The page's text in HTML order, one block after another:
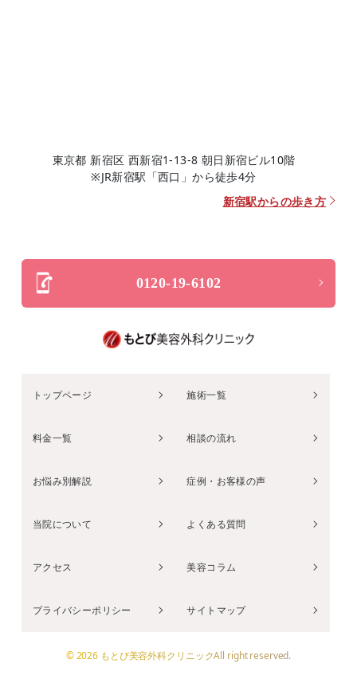
東京都 新宿区 西新宿1-13-8 朝日新宿ビル10階
※JR新宿駅「西口」から徒歩4分
新宿駅からの歩き方
0120-19-6102
トップページ 施術一覧
料金一覧 相談の流れ
お悩み別解説 症例・お客様の声
当院について よくある質問
アクセス 美容コラム
プライバシーポリシー サイトマップ
© 2026 もとび美容外科クリニックAll right reserved.